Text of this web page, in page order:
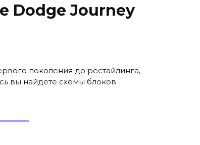
Dodge Journey
поколения до рестайлинга,
вы найдете схемы блоков